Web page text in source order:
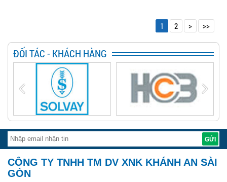
1 2 > >>
ĐỐI TÁC - KHÁCH HÀNG
CÔNG TY TNHH TM DV XNK KHÁNH AN SÀI
GÒN